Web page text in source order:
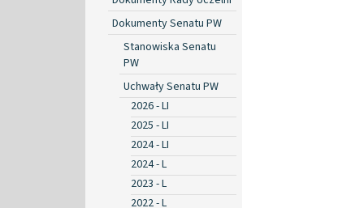
Dokumenty Senatu PW
Stanowiska Senatu
PW
Uchwały Senatu PW
2026 - LI
2025 - LI
2024 - LI
2024 - L
2023 - L
2022 - L